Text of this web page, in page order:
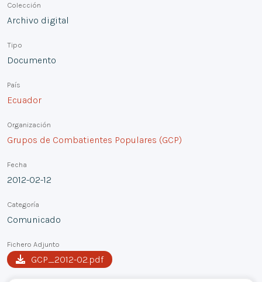
Colección
Archivo digital
Tipo
Documento
País
Ecuador
Organización
Grupos de Combatientes Populares (GCP)
Fecha
2012-02-12
Categoría
Comunicado
Fichero Adjunto
GCP_2012-02.pdf